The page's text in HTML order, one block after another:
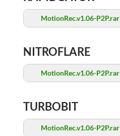
MotionRec.v1.06-P2P.rar
NITROFLARE
MotionRec.v1.06-P2P.rar
TURBOBIT
MotionRec.v1.06-P2P.rar